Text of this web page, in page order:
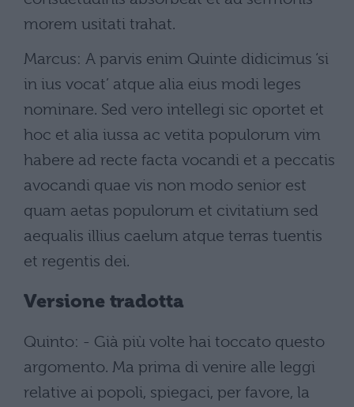
morem usitati trahat.
Marcus: A parvis enim Quinte didicimus ‘si
in ius vocat’ atque alia eius modi leges
nominare. Sed vero intellegi sic oportet et
hoc et alia iussa ac vetita populorum vim
habere ad recte facta vocandi et a peccatis
avocandi quae vis non modo senior est
quam aetas populorum et civitatium sed
aequalis illius caelum atque terras tuentis
et regentis dei.
Versione tradotta
Quinto: - Già più volte hai toccato questo
argomento. Ma prima di venire alle leggi
relative ai popoli, spiegaci, per favore, la